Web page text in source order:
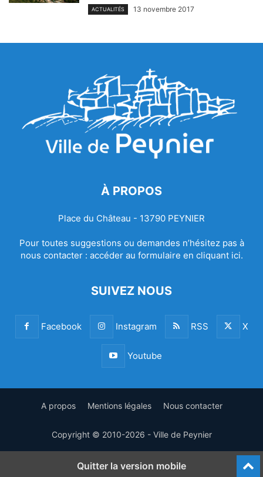
ACTUALITÉS 13 novembre 2017
À PROPOS
Place du Château - 13790 PEYNIER
Pour toutes suggestions ou demandes n’hésitez pas à
nous contacter : accéder au formulaire en cliquant ici.
SUIVEZ NOUS
Facebook Instagram RSS X
Youtube
A propos Mentions légales Nous contacter
Copyright © 2010-2026 - Ville de Peynier
Quitter la version mobile